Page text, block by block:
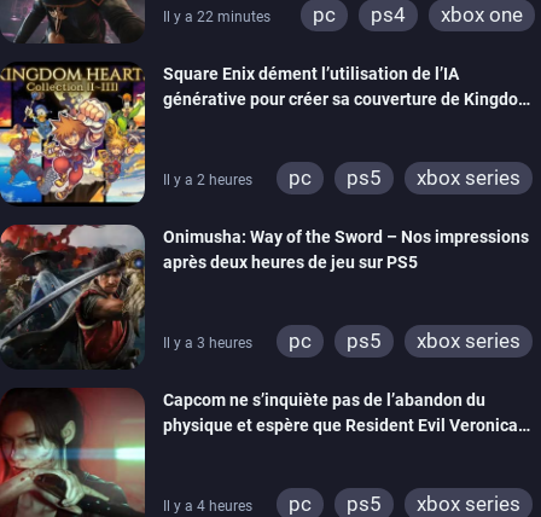
Il y a 22 minutes pc ps4 xbox one
Square Enix dément l’utilisation de l’IA
générative pour créer sa couverture de Kingdom
Il y a 2 heures pc ps5
xbox series
Onimusha: Way of the Sword – Nos impressions
après deux heures de jeu sur PS5
Il y a 3 heures pc ps5
xbox series
Capcom ne s’inquiète pas de l’abandon du
physique et espère que Resident Evil Veronica
Il y a 4 heures pc ps5 xbox series